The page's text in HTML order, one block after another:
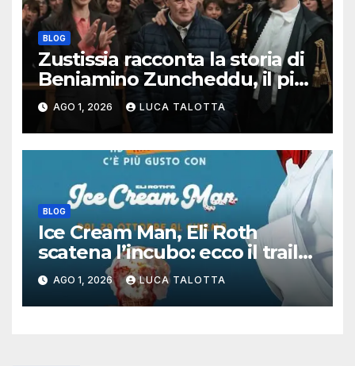
BLOG
Zustissia racconta la storia di
Beniamino Zuncheddu, il più
lungo errore giudiziario della
storia italiana
AGO 1, 2026 LUCA TALOTTA
BLOG
Ice Cream Man, Eli Roth
scatena l’incubo: ecco il trailer
italiano dell’horror più
estremo di Halloween 2026
AGO 1, 2026 LUCA TALOTTA